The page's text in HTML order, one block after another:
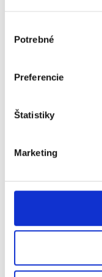
súhlasu
Potrebné
Preferencie
Štatistiky
Marketing
žiaci
pedagogickí
športovej školy.
zručností